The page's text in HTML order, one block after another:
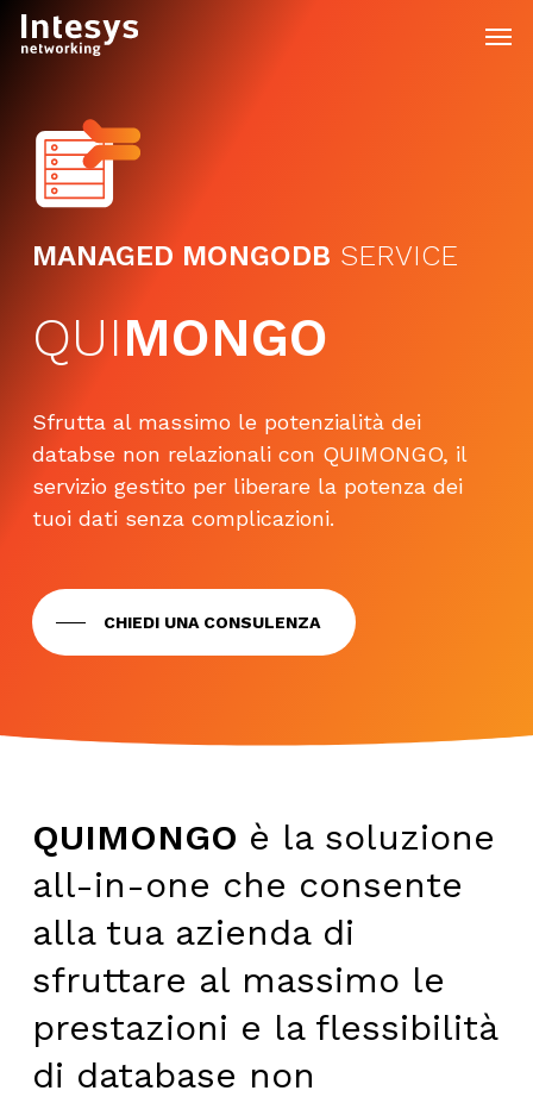
Skip
MANAGED MONGODB SERVICE
QUIMONGO
Sfrutta al massimo le potenzialità dei
databse non relazionali con QUIMONGO, il
servizio gestito per liberare la potenza dei
tuoi dati senza complicazioni.
CHIEDI UNA CONSULENZA
QUIMONGO è la soluzione
all-in-one che consente
alla tua azienda di
sfruttare al massimo le
prestazioni e la flessibilità
di database non